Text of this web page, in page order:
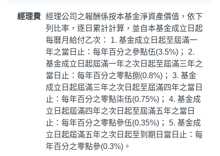
經理費 經理公司之報酬係按本基金淨資產價值，依下
列比率，逐日累計計算，並自本基金成立日起
每曆月給付乙次： 1. 基金成立日起至屆滿一
年之當日止：每年百分之參點伍(3.5%)； 2.
基金成立日起屆滿一年之次日起至屆滿三年之
當日止：每年百分之零點捌(0.8%)； 3. 基金
成立日起屆滿三年之次日起至屆滿四年之當日
止：每年百分之零點柒伍(0.75%)； 4. 基金成
立日起屆滿四年之次日起至屆滿五年之當日
止：每年百分之零點參伍(0.35%)； 5. 基金成
立日起屆滿五年之次日起至到期日當日止：每
年百分之零點參(0.3%)。